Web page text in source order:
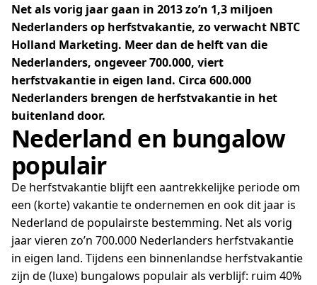
Net als vorig jaar gaan in 2013 zo’n 1,3 miljoen
Nederlanders op herfstvakantie, zo verwacht NBTC
Holland Marketing. Meer dan de helft van die
Nederlanders, ongeveer 700.000, viert
herfstvakantie in eigen land. Circa 600.000
Nederlanders brengen de herfstvakantie in het
buitenland door.
Nederland en bungalow
populair
De herfstvakantie blijft een aantrekkelijke periode om
een (korte) vakantie te ondernemen en ook dit jaar is
Nederland de populairste bestemming. Net als vorig
jaar vieren zo’n 700.000 Nederlanders herfstvakantie
in eigen land. Tijdens een binnenlandse herfstvakantie
zijn de (luxe) bungalows populair als verblijf: ruim 40%